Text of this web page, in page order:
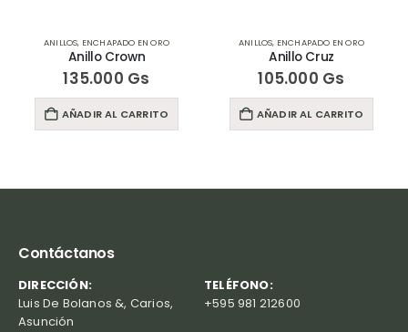
ANILLOS, ENCHAPADO EN ORO
Anillo Crown
135.000 Gs
AÑADIR AL CARRITO
ANILLOS, ENCHAPADO EN ORO
Anillo Cruz
105.000 Gs
AÑADIR AL CARRITO
Contáctanos
DIRECCIÓN:
Luis De Bolanos &, Carios,
Asunción
TELÉFONO:
+595 981 212600